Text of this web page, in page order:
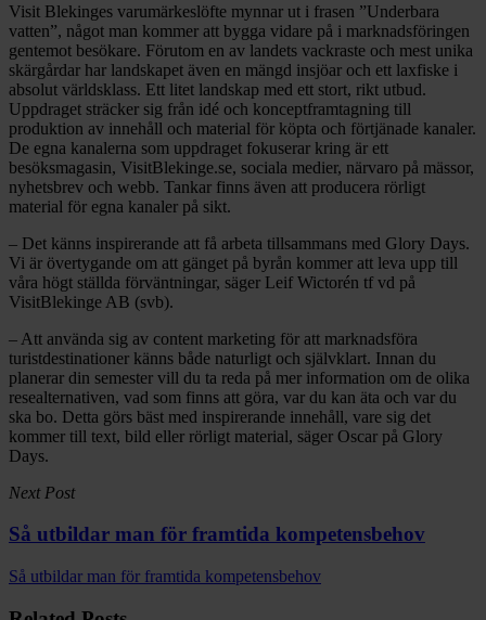
Visit Blekinges varumärkeslöfte mynnar ut i frasen ”Underbara
vatten”, något man kommer att bygga vidare på i marknadsföringen
gentemot besökare. Förutom en av landets vackraste och mest unika
skärgårdar har landskapet även en mängd insjöar och ett laxfiske i
absolut världsklass. Ett litet landskap med ett stort, rikt utbud.
Uppdraget sträcker sig från idé och konceptframtagning till
produktion av innehåll och material för köpta och förtjänade kanaler.
De egna kanalerna som uppdraget fokuserar kring är ett
besöksmagasin, VisitBlekinge.se, sociala medier, närvaro på mässor,
nyhetsbrev och webb. Tankar finns även att producera rörligt
material för egna kanaler på sikt.
– Det känns inspirerande att få arbeta tillsammans med Glory Days.
Vi är övertygande om att gänget på byrån kommer att leva upp till
våra högt ställda förväntningar, säger Leif Wictorén tf vd på
VisitBlekinge AB (svb).
– Att använda sig av content marketing för att marknadsföra
turistdestinationer känns både naturligt och självklart. Innan du
planerar din semester vill du ta reda på mer information om de olika
resealternativen, vad som finns att göra, var du kan äta och var du
ska bo. Detta görs bäst med inspirerande innehåll, vare sig det
kommer till text, bild eller rörligt material, säger Oscar på Glory
Days.
Next Post
Så utbildar man för framtida kompetensbehov
Så utbildar man för framtida kompetensbehov